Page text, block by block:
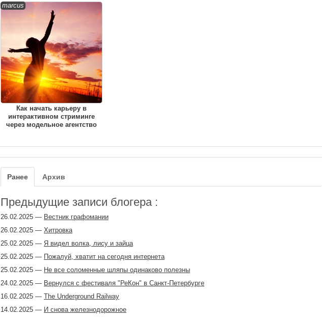
marcus
Как начать карьеру в
интерактивном стриминге
через модельное агентство
Ранее Архив
Предыдущие записи блогера :
26.02.2025 — Вестник графомании
26.02.2025 — Хитровка
25.02.2025 — Я видел волка, лису и зайца
25.02.2025 — Пожалуй, хватит на сегодня интернета
25.02.2025 — Не все соломенные шляпы одинаково полезны
24.02.2025 — Вернулся с фестиваля "РеКон" в Санкт-Петербурге
16.02.2025 — The Underground Railway
14.02.2025 — И снова железнодорожное